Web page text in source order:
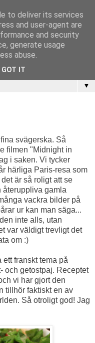
▼
svägerska. Så
filmen "Midnight in
i saken. Vi tycker
härliga Paris-resa som
är så roligt att se
återuppliva gamla
vackra bilder på
ur kan man säga...
inte alls, utan
var väldigt trevligt det
om :)
franskt tema på
och getostpaj. Receptet
vi har gjort den
tillhör faktiskt en av
Så otroligt god! Jag
to deliver its services
and user-agent are
and security
generate usage
abuse.
GOT IT